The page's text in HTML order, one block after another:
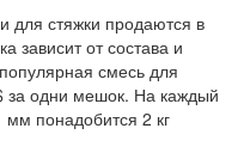
стяжки продаются в
зависит от состава и
смесь для
за одни мешок. На каждый
мм понадобится 2 кг